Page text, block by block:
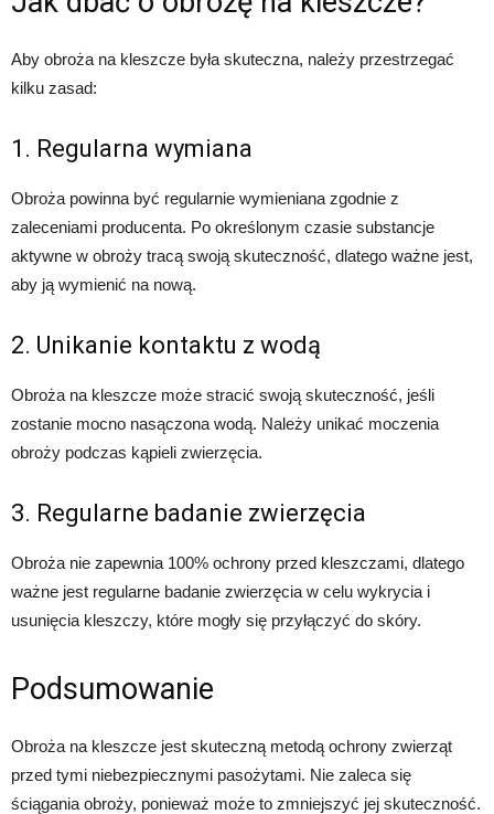
Aby obroża na kleszcze była skuteczna, należy przestrzegać
kilku zasad:
1. Regularna wymiana
Obroża powinna być regularnie wymieniana zgodnie z
zaleceniami producenta. Po określonym czasie substancje
aktywne w obroży tracą swoją skuteczność, dlatego ważne jest,
aby ją wymienić na nową.
2. Unikanie kontaktu z wodą
Obroża na kleszcze może stracić swoją skuteczność, jeśli
zostanie mocno nasączona wodą. Należy unikać moczenia
obroży podczas kąpieli zwierzęcia.
3. Regularne badanie zwierzęcia
Obroża nie zapewnia 100% ochrony przed kleszczami, dlatego
ważne jest regularne badanie zwierzęcia w celu wykrycia i
usunięcia kleszczy, które mogły się przyłączyć do skóry.
Podsumowanie
Obroża na kleszcze jest skuteczną metodą ochrony zwierząt
przed tymi niebezpiecznymi pasożytami. Nie zaleca się
ściągania obroży, ponieważ może to zmniejszyć jej skuteczność.